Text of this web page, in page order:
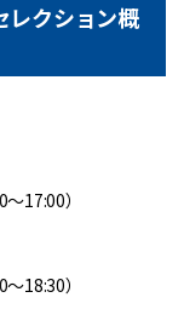
レクション概
17:00）
18:30）